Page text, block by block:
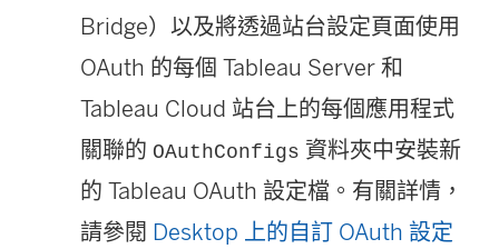
Bridge）以及將透過站台設定頁面使用
OAuth 的每個 Tableau Server 和
Tableau Cloud 站台上的每個應用程式
關聯的 OAuthConfigs 資料夾中安裝新
的 Tableau OAuth 設定檔。有關詳情，
請參閱 Desktop 上的自訂 OAuth 設定